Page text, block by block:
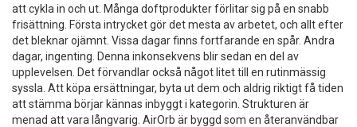
att cykla in och ut. Många doftprodukter förlitar sig på en snabb
frisättning. Första intrycket gör det mesta av arbetet, och allt efter
det bleknar ojämnt. Vissa dagar finns fortfarande en spår. Andra
dagar, ingenting. Denna inkonsekvens blir sedan en del av
upplevelsen. Det förvandlar också något litet till en rutinmässig
syssla. Att köpa ersättningar, byta ut dem och aldrig riktigt få tiden
att stämma börjar kännas inbyggt i kategorin. Strukturen är
menad att vara långvarig. AirOrb är byggd som en återanvändbar